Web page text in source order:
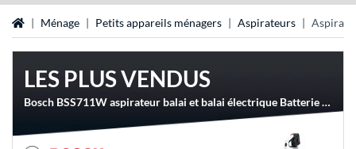
Page d'accueil
Ménage Petits appareils ménagers Aspirateurs
LES PLUS VENDUS
Bosch BSS711W aspirateur balai et balai électrique Batterie Sec Sans sac 0,3 L Noir, Argent, Blanc, Aspirateur balais